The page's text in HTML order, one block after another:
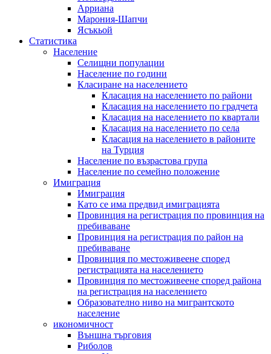
Арриана
Марония-Шапчи
Ясъкьой
Статистика
Население
Селищни популации
Население по години
Класиране на населението
Класация на населението по райони
Класация на населението по градчета
Класация на населението по квартали
Класация на населението по села
Класация на населението в районите
на Турция
Население по възрастова група
Население по семейно положение
Имиграция
Имиграция
Като се има предвид имиграцията
Провинция на регистрация по провинция на
пребиваване
Провинция на регистрация по район на
пребиваване
Провинция по местоживеене според
регистрацията на населението
Провинция по местоживеене според района
на регистрация на населението
Образователно ниво на мигрантското
население
икономичност
Външна търговия
Риболов